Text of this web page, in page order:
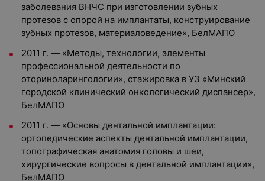
заболевания ВНЧС при изготовлении зубных
протезов с опорой на имплантаты, конструирование
зубных протезов, материаловедение», БелМАПО
2011 г. — «Методы, технологии, элементы
профессиональной деятельности по
оториноларингологии», стажировка в УЗ «Минский
городской клинический онкологический диспансер»,
БелМАПО
2011 г. — «Основы дентальной имплантации:
ортопедические аспекты дентальной имплантации,
топографическая анатомия головы и шеи,
хирургические вопросы в дентальной имплантации»,
БелМАПО